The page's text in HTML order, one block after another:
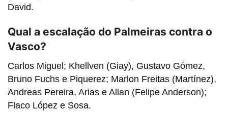
David.
Qual a escalação do Palmeiras contra o
Vasco?
Carlos Miguel; Khellven (Giay), Gustavo Gómez,
Bruno Fuchs e Piquerez; Marlon Freitas (Martínez),
Andreas Pereira, Arias e Allan (Felipe Anderson);
Flaco López e Sosa.